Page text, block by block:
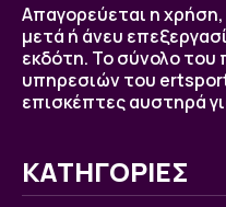
Απαγορεύεται η
μετά ή άνευ
εκδότη. Το σύνολο του
υπηρεσιών του
επισκέπτες αυστηρά
ΚΑΤΗΓΟΡΙΕΣ